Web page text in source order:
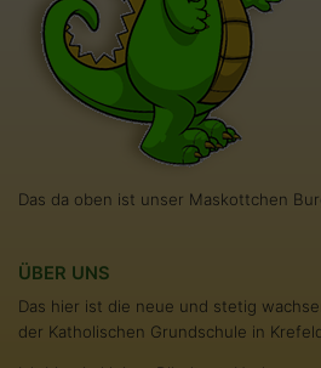
Das da oben ist unser Maskottchen
ÜBER UNS
Das hier ist die neue und stetig
der Katholischen Grundschule in